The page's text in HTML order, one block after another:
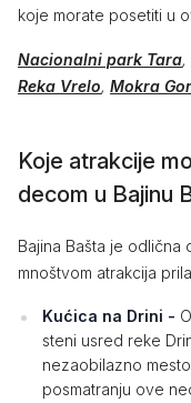
koje morate posetiti u
Nacionalni park Tara,
Reka Vrelo, Mokra
Koje atrakcije
decom u Bajinu
Bajina Bašta je odlična
mnoštvom atrakcija
Kućica na Drini -
steni usred reke
nezaobilazno
posmatranju ove